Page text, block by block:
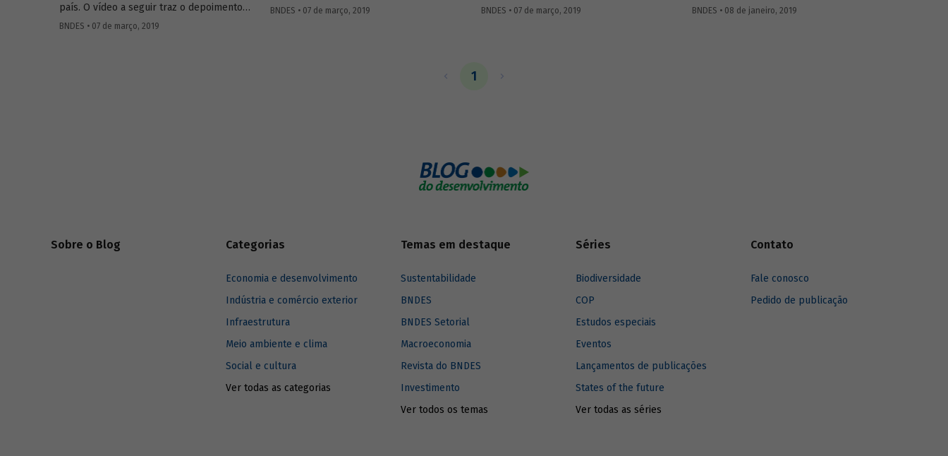
país. O vídeo a seguir traz o depoimento
de 3 colaboradores do Banco, de
BNDES • 07 de março, 2019
Unidos (CMBEU), que reuniu técnicos
Frederico Torres, que também presidiu a
BNDES • 07 de março, 2019
de suas atividades e se tornou o Banco
agravado no país. Era preciso conciliar
BNDES • 07 de março, 2019
legislação é fruto de um longo trabalho de
BNDES • 08 de janeiro, 2019
1
Sobre o Blog Categorias
Economia e desenvolvimento
Indústria e comércio exterior
Infraestrutura
Meio ambiente e clima
Social e cultura
Ver todas as categorias
Temas em destaque
Sustentabilidade
BNDES
BNDES Setorial
Macroeconomia
Revista do BNDES
Investimento
Ver todos os temas
Séries
Biodiversidade
COP
Estudos especiais
Eventos
Lançamentos de publicações
States of the future
Ver todas as séries
Contato
Fale conosco
Pedido de publicação